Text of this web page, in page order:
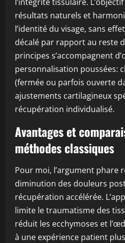
résultats naturels et
l’identité du visage, sans
décalé par rapport au reste
principes s’accompagnent
personnalisation poussées:
(fermée ou parfois ouverte
ajustements cartilagineux
récupération individualisé.
Avantages et
méthodes classiques
Pour moi, l’argument phare
diminution des douleurs
récupération accélérée.
limite le traumatisme des
réduit les ecchymoses et
à une expérience patient